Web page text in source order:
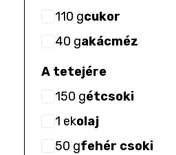
110 gcukor
40 gakácméz
A tetejére
150 gétcsoki
1 ekolaj
50 gfehér csoki